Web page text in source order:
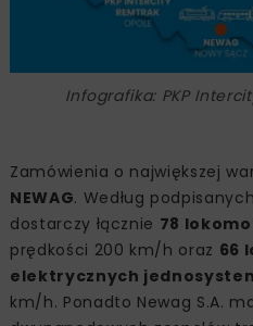
Infografika: PKP
Zamówienia o największej
NEWAG. Według
dostarczy łącznie 78
prędkości 200 km/h oraz 66
elektrycznych
km/h. Ponadto Newag S.A.